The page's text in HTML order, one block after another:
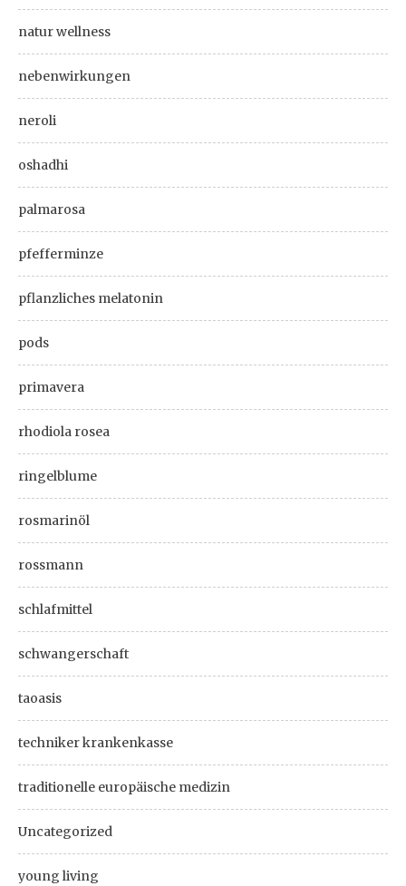
natur wellness
nebenwirkungen
neroli
oshadhi
palmarosa
pfefferminze
pflanzliches melatonin
pods
primavera
rhodiola rosea
ringelblume
rosmarinöl
rossmann
schlafmittel
schwangerschaft
taoasis
techniker krankenkasse
traditionelle europäische medizin
Uncategorized
young living